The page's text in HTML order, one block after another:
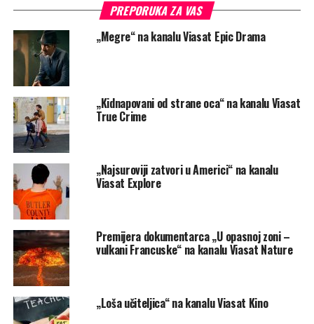
PREPORUKA ZA VAS
„Megre“ na kanalu Viasat Epic Drama
„Kidnapovani od strane oca“ na kanalu Viasat
True Crime
„Najsuroviji zatvori u Americi“ na kanalu
Viasat Explore
Premijera dokumentarca „U opasnoj zoni –
vulkani Francuske“ na kanalu Viasat Nature
„Loša učiteljica“ na kanalu Viasat Kino